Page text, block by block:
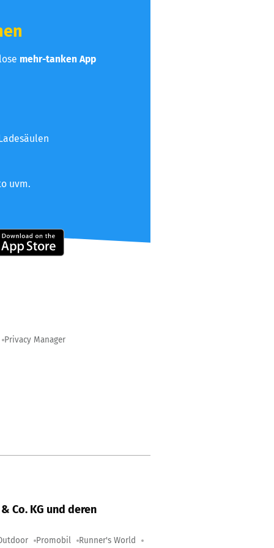
mehr-tanken App
uvm.
Privacy Manager
Co. KG und deren
Promobil Runner's World